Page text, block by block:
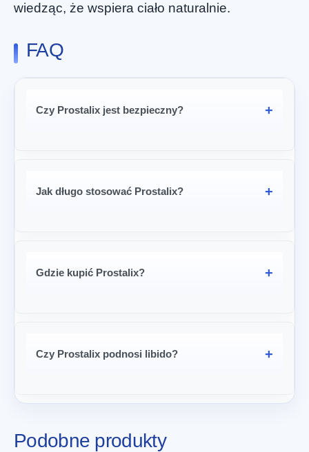
wiedząc, że wspiera ciało naturalnie.
FAQ
Czy Prostalix jest bezpieczny?
Jak długo stosować Prostalix?
Gdzie kupić Prostalix?
Czy Prostalix podnosi libido?
Podobne produkty